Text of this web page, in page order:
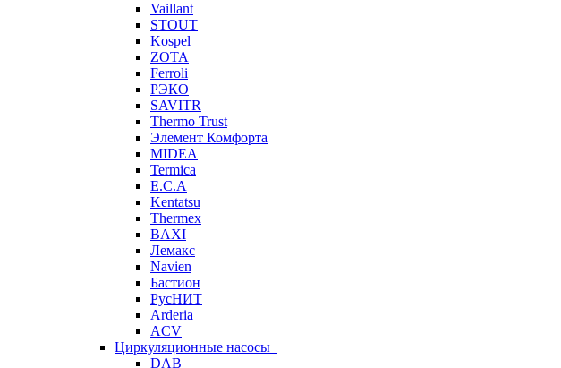
Vaillant
STOUT
Kospel
ZOTA
Ferroli
РЭКО
SAVITR
Thermo Trust
Элемент Комфорта
MIDEA
Termica
E.C.A
Kentatsu
Thermex
BAXI
Лемакс
Navien
Бастион
РусНИТ
Arderia
ACV
Циркуляционные насосы
DAB